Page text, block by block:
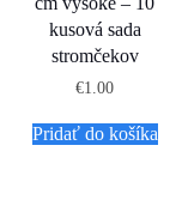
kusová sada
stromčekov
€1.00
Pridať do košíka